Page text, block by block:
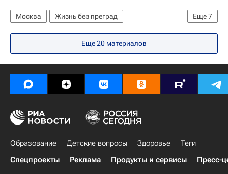
Еще7
Москва
Жизнь без преград
Центральный ФО
Весь мир
Европа
Государственный центр современного искусства
Фонд "Линия жизни"
Детские вопросы
Россия
Еще 20 материалов
Образование Детские вопросы Здоровье
Теги
Спецпроекты
Реклама Продукты и сервисы Пресс-